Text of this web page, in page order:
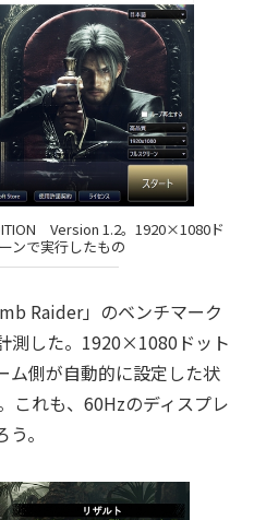
Version 1.2。1920×1080ド
ンで実行したもの
Raider」のベンチマーク
測した。1920×1080ドット
ム側が自動的に設定した状
これも、60Hzのディスプレ
。